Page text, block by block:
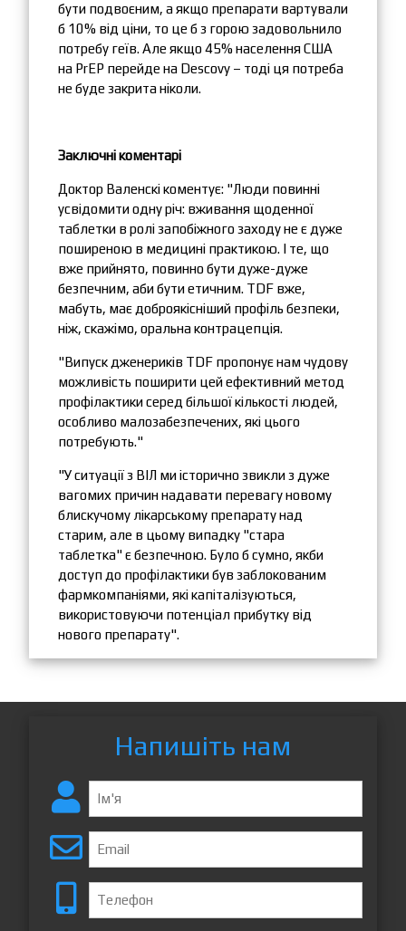
бути подвоєним, а якщо препарати вартували
б 10% від ціни, то це б з горою задовольнило
потребу геїв. Але якщо 45% населення США
на PrEP перейде на Descovy – тоді ця потреба
не буде закрита ніколи.
Заключні коментарі
Доктор Валенскі коментує: "Люди повинні
усвідомити одну річ: вживання щоденної
таблетки в ролі запобіжного заходу не є дуже
поширеною в медицині практикою. І те, що
вже прийнято, повинно бути дуже-дуже
безпечним, аби бути етичним. TDF вже,
мабуть, має доброякісніший профіль безпеки,
ніж, скажімо, оральна контрацепція.
"Випуск дженериків TDF пропонує нам чудову
можливість поширити цей ефективний метод
профілактики серед більшої кількості людей,
особливо малозабезпечених, які цього
потребують."
"У ситуації з ВІЛ ми історично звикли з дуже
вагомих причин надавати перевагу новому
блискучому лікарському препарату над
старим, але в цьому випадку "стара
таблетка" є безпечною. Було б сумно, якби
доступ до профілактики був заблокованим
фармкомпаніями, які капіталізуються,
використовуючи потенціал прибутку від
нового препарату".
Напишіть нам